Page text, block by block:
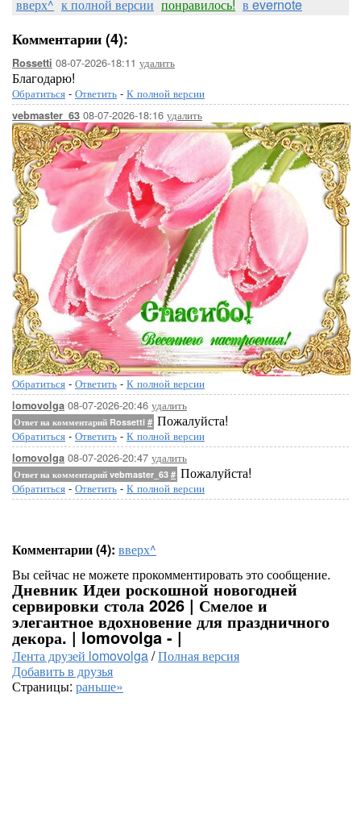
вверх^ к полной версии понравилось! в evernote
Комментарии (4):
Rossetti 08-07-2026-18:11 удалить
Благодарю!
Обратиться - Ответить - К полной версии
vebmaster_63 08-07-2026-18:16 удалить
Обратиться - Ответить - К полной версии
lomovolga 08-07-2026-20:46 удалить
Ответ на комментарий Rossetti # Пожалуйста!
Обратиться - Ответить - К полной версии
lomovolga 08-07-2026-20:47 удалить
Ответ на комментарий vebmaster_63 # Пожалуйста!
Обратиться - Ответить - К полной версии
Комментарии (4): вверх^
Вы сейчас не можете прокомментировать это сообщение.
Дневник Идеи роскошной новогодней
сервировки стола 2026 | Смелое и
элегантное вдохновение для праздничного
декора. | lomovolga - |
Лента друзей lomovolga/Полная версия
Добавить в друзья
Страницы: раньше»